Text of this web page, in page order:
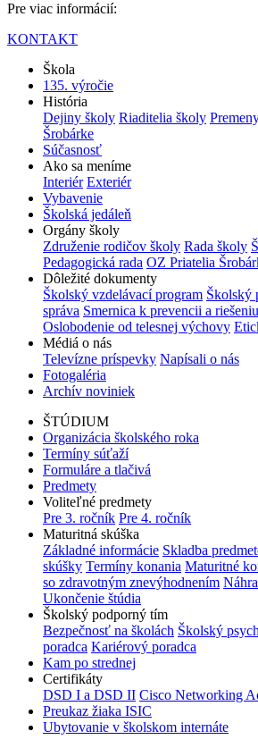
Pre viac informácií:
KONTAKT
Škola
135. výročie
História
Dejiny školy Riaditelia školy
Šrobárke
Súčasnosť
Ako sa meníme
Interiér Exteriér
Vybavenie
Školská jedáleň
Orgány školy
Združenie rodičov školy Rada školy
Pedagogická rada OZ Priatelia
Dôležité dokumenty
Školský vzdelávací program Školský
správa Smernica k prevencii a
Oslobodenie od telesnej výchovy
Médiá o nás
Televízne príspevky Napísali o nás
Fotogaléria
Archív noviniek
ŠTÚDIUM
Organizácia školského roka
Termíny súťaží
Formuláre a tlačivá
Predmety
Voliteľné predmety
Pre 3. ročník Pre 4. ročník
Maturitná skúška
Základné informácie Skladba
skúšky Termíny konania Maturitné
so zdravotným znevýhodnením
Ukončenie štúdia
Školský podporný tím
Bezpečnosť na školách Školský
poradca Kariérový poradca
Kam po strednej
Certifikáty
DSD I a DSD II Cisco Networking
Preukaz žiaka ISIC
Ubytovanie v školskom internáte